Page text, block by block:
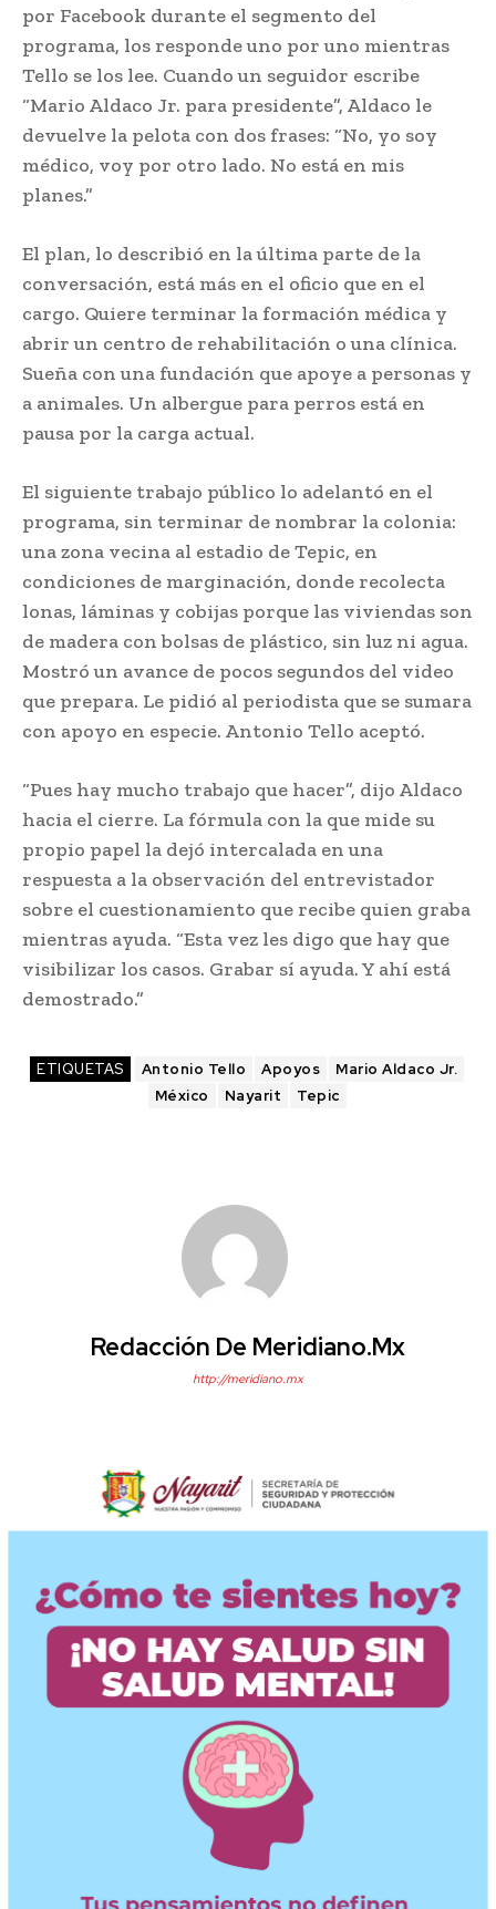
por Facebook durante el segmento del
programa, los responde uno por uno mientras
Tello se los lee. Cuando un seguidor escribe
“Mario Aldaco Jr. para presidente”, Aldaco le
devuelve la pelota con dos frases: “No, yo soy
médico, voy por otro lado. No está en mis
planes.”
El plan, lo describió en la última parte de la
conversación, está más en el oficio que en el
cargo. Quiere terminar la formación médica y
abrir un centro de rehabilitación o una clínica.
Sueña con una fundación que apoye a personas y
a animales. Un albergue para perros está en
pausa por la carga actual.
El siguiente trabajo público lo adelantó en el
programa, sin terminar de nombrar la colonia:
una zona vecina al estadio de Tepic, en
condiciones de marginación, donde recolecta
lonas, láminas y cobijas porque las viviendas son
de madera con bolsas de plástico, sin luz ni agua.
Mostró un avance de pocos segundos del video
que prepara. Le pidió al periodista que se sumara
con apoyo en especie. Antonio Tello aceptó.
“Pues hay mucho trabajo que hacer”, dijo Aldaco
hacia el cierre. La fórmula con la que mide su
propio papel la dejó intercalada en una
respuesta a la observación del entrevistador
sobre el cuestionamiento que recibe quien graba
mientras ayuda. “Esta vez les digo que hay que
visibilizar los casos. Grabar sí ayuda. Y ahí está
demostrado.”
ETIQUETAS Antonio Tello Apoyos
Mario Aldaco Jr.
México
Nayarit Tepic
Redacción De Meridiano.mx
http://meridiano.mx